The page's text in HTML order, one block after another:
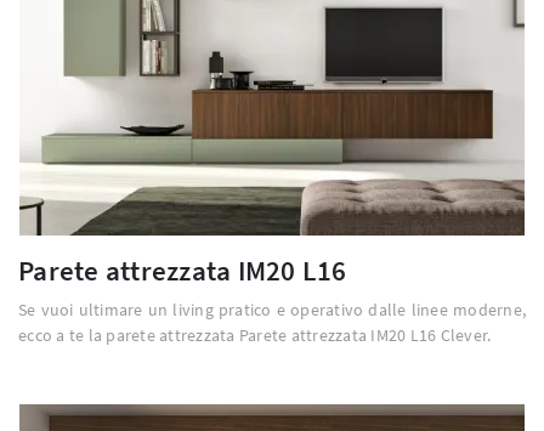
Parete attrezzata IM20 L16
Se vuoi ultimare un living pratico e operativo dalle linee moderne,
ecco a te la parete attrezzata Parete attrezzata IM20 L16 Clever.